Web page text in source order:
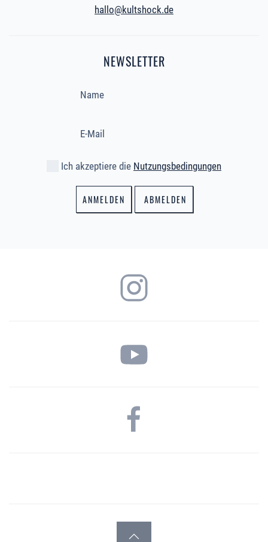
hallo@kultshock.de
NEWSLETTER
Ich akzeptiere die Nutzungsbedingungen